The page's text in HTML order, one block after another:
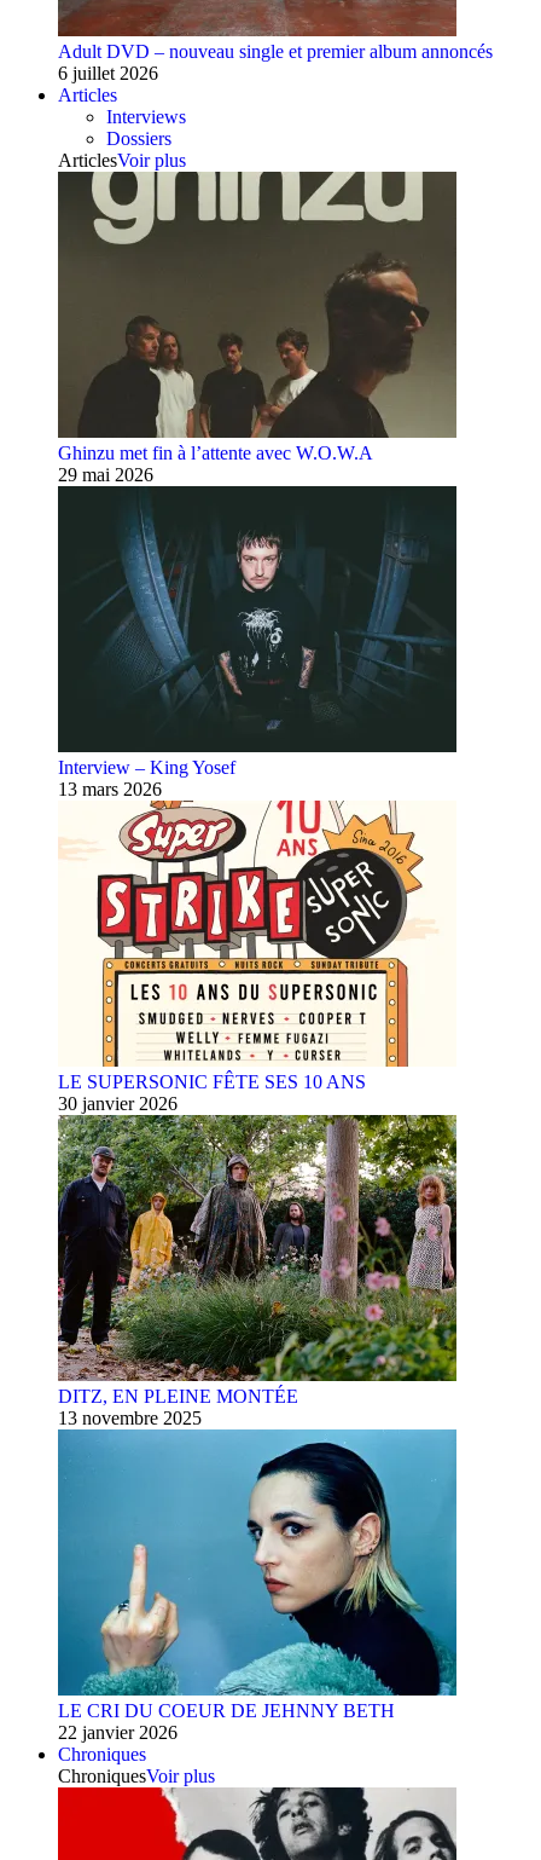
Adult DVD – nouveau single et premier album annoncés
6 juillet 2026
Articles
Interviews
Dossiers
ArticlesVoir plus
Ghinzu met fin à l’attente avec W.O.W.A
29 mai 2026
Interview – King Yosef
13 mars 2026
LE SUPERSONIC FÊTE SES 10 ANS
30 janvier 2026
DITZ, EN PLEINE MONTÉE
13 novembre 2025
LE CRI DU COEUR DE JEHNNY BETH
22 janvier 2026
Chroniques
ChroniquesVoir plus